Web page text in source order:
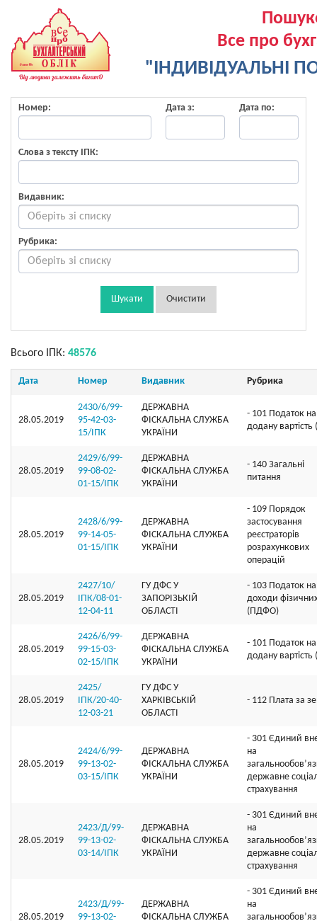
Все про
"ІНДИВІДУАЛЬНІ
Номер: Дата з: Дата по:
Слова з тексту ІПК:
Видавник:
Рубрика:
Шукати Очистити
Всього ІПК: 48576
Дата Номер Видавник Рубрика
28.05.2019
2430/6/99-
95-42-03-
15/ІПК
ДЕРЖАВНА
ФІСКАЛЬНА СЛУЖБА
УКРАЇНИ
- 101 Податок на
додану
28.05.2019
2429/6/99-
99-08-02-
01-15/ІПК
ДЕРЖАВНА
ФІСКАЛЬНА СЛУЖБА
УКРАЇНИ
- 140 Загальні
питання
28.05.2019
2428/6/99-
99-14-05-
01-15/ІПК
ДЕРЖАВНА
ФІСКАЛЬНА СЛУЖБА
УКРАЇНИ
- 109 Порядок
застосування
реєстраторів
розрахункових
операцій
28.05.2019
2427/10/
ІПК/08-01-
12-04-11
ГУ ДФС У
ЗАПОРIЗЬКIЙ
ОБЛАСТI
- 103 Податок на
доходи
(ПДФО)
28.05.2019
2426/6/99-
99-15-03-
02-15/ІПК
ДЕРЖАВНА
ФІСКАЛЬНА СЛУЖБА
УКРАЇНИ
- 101 Податок на
додану
28.05.2019
2425/
ІПК/20-40-
12-03-21
ГУ ДФС У
ХАРКIВСЬКIЙ
ОБЛАСТI
- 112 Плата за
28.05.2019
2424/6/99-
99-13-02-
03-15/ІПК
ДЕРЖАВНА
ФІСКАЛЬНА СЛУЖБА
УКРАЇНИ
- 301 Єдиний
на
державне
страхування
28.05.2019
2423/Д/99-
99-13-02-
03-14/ІПК
ДЕРЖАВНА
ФІСКАЛЬНА СЛУЖБА
УКРАЇНИ
- 301 Єдиний
на
державне
страхування
28.05.2019
2423/Д/99-
99-13-02-
ДЕРЖАВНА
ФІСКАЛЬНА СЛУЖБА
- 301 Єдиний
на